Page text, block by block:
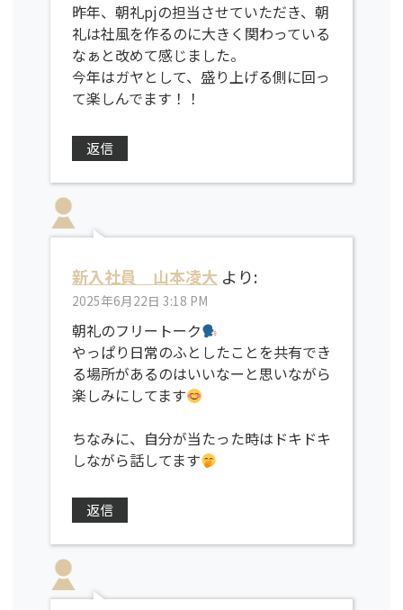
昨年、朝礼pjの担当させていただき、朝
礼は社風を作るのに大きく関わっている
なぁと改めて感じました。
今年はガヤとして、盛り上げる側に回っ
て楽しんでます！！
返信
新入社員 山本凌大 より:
2025年6月22日 3:18 PM
朝礼のフリートーク
やっぱり日常のふとしたことを共有でき
る場所があるのはいいなーと思いながら
楽しみにしてます
ちなみに、自分が当たった時はドキドキ
しながら話してます
返信